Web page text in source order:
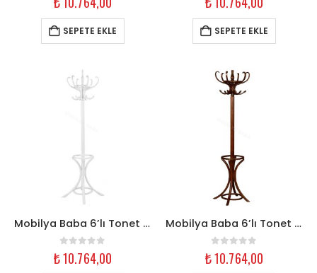
SEPETE EKLE SEPETE EKLE
Mobilya Baba 6’lı Tonet Askılık – Beyaz Ahşap
0out of 5
₺10.764,00
Mobilya Baba 6’lı Tonet Askılık – Ceviz Ahşap
0out of 5
₺10.764,00